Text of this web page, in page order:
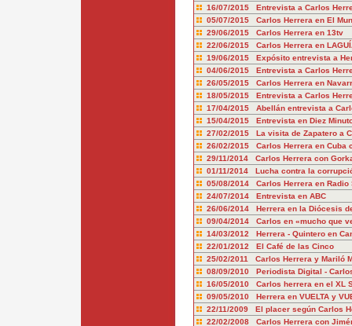
16/07/2015 Entrevista a Carlos
05/07/2015 Carlos Herrera en El
29/06/2015 Carlos Herrera en 13tv
22/06/2015 Carlos Herrera en
19/06/2015 Expósito entrevista a
04/06/2015 Entrevista a Carlos
26/05/2015 Carlos Herrera en
18/05/2015 Entrevista a Carlos
17/04/2015 Abellán entrevista a
15/04/2015 Entrevista en Diez
27/02/2015 La visita de Zapatero a
26/02/2015 Carlos Herrera en Cuba
29/11/2014 Carlos Herrera con
01/11/2014 Lucha contra la
05/08/2014 Carlos Herrera en Radio
24/07/2014 Entrevista en ABC
26/06/2014 Herrera en la Diócesis
09/04/2014 Carlos en «mucho que
14/03/2012 Herrera - Quintero en
22/01/2012 El Café de las Cinco
25/02/2011 Carlos Herrera y Mariló
08/09/2010 Periodista Digital -
16/05/2010 Carlos herrera en el XL
09/05/2010 Herrera en VUELTA y
22/11/2009 El placer según Carlos
22/02/2008 Carlos Herrera con